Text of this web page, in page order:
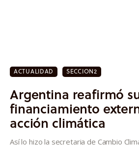
Inicio
Actualidad
Investigación
ACTUALIDAD SECCION2
Argentina reafirmó
financiamiento
acción climática
Así lo hizo la secretaria de Cambio